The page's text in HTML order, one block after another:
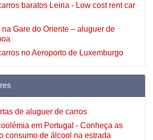
baratos Leiria - Low cost rent car
Gare do Oriente – aluguer de
no Aeroporto de Luxemburgo
de aluguer de carros
em Portugal - Conheça as
consumo de álcool na estrada